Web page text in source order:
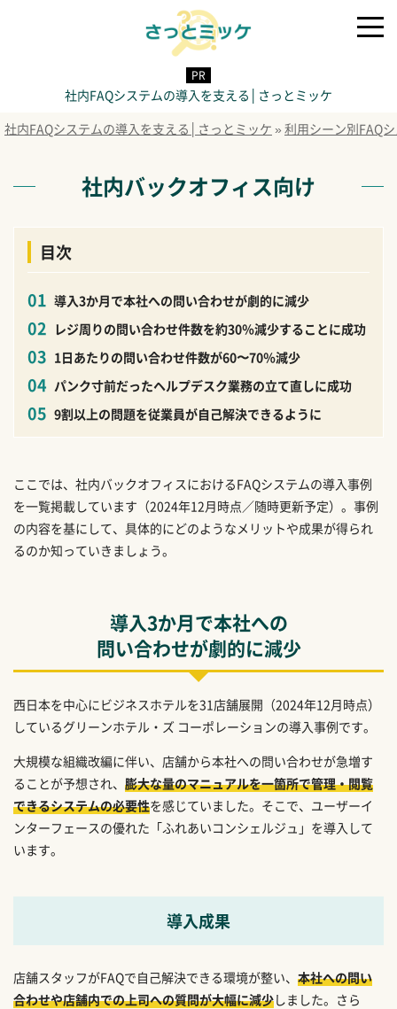
社内FAQシステムの導入を支える│さっとミッケ
社内FAQシステムの導入を支える│さっとミッケ » 利用シーン別FAQ
社内バックオフィス向け
目次
導入3か月で本社への問い合わせが劇的に減少
レジ周りの問い合わせ件数を約30％減少することに成功
1日あたりの問い合わせ件数が60〜70％減少
パンク寸前だったヘルプデスク業務の立て直しに成功
9割以上の問題を従業員が自己解決できるように
ここでは、社内バックオフィスにおけるFAQシステムの導入事例
を一覧掲載しています（2024年12月時点／随時更新予定）。事例
の内容を基にして、具体的にどのようなメリットや成果が得られ
るのか知っていきましょう。
導入3か月で本社への
問い合わせが劇的に減少
西日本を中心にビジネスホテルを31店舗展開（2024年12月時点）
しているグリーンホテル・ズ コーポレーションの導入事例です。
大規模な組織改編に伴い、店舗から本社への問い合わせが急増す
ることが予想され、 膨大な量のマニュアルを一箇所で管理・閲覧
できるシステムの必要性を感じていました。そこで、ユーザーイ
ンターフェースの優れた「ふれあいコンシェルジュ」を導入して
います。
導入成果
店舗スタッフがFAQで自己解決できる環境が整い、 本社への問い
合わせや店舗内での上司への質問が大幅に減少しました。さら